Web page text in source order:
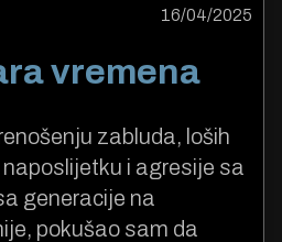
16/04/2025
vremena
zabluda, loših
i agresije sa
generacije na
pokušao sam da